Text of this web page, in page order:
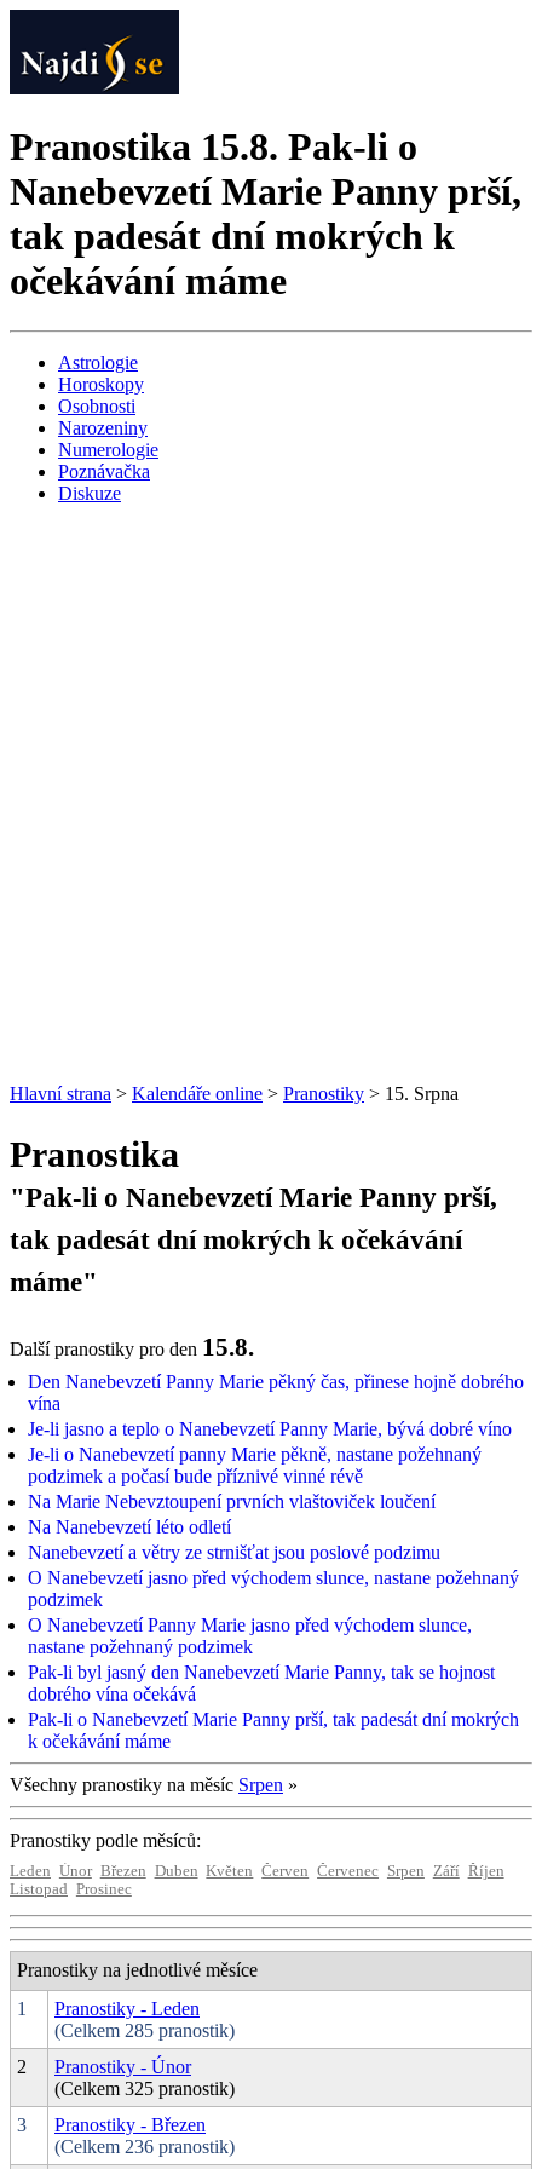
Pranostika 15.8. Pak-li o
Nanebevzetí Marie Panny prší,
tak padesát dní mokrých k
očekávání máme
Astrologie
Horoskopy
Osobnosti
Narozeniny
Numerologie
Poznávačka
Diskuze
Hlavní strana > Kalendáře online > Pranostiky > 15. Srpna
Pranostika
"Pak-li o Nanebevzetí Marie Panny prší,
tak padesát dní mokrých k očekávání
máme"
Další pranostiky pro den 15.8.
Den Nanebevzetí Panny Marie pěkný čas, přinese hojně dobrého
vína
Je-li jasno a teplo o Nanebevzetí Panny Marie, bývá dobré víno
Je-li o Nanebevzetí panny Marie pěkně, nastane požehnaný
podzimek a počasí bude příznivé vinné révě
Na Marie Nebevztoupení prvních vlaštoviček loučení
Na Nanebevzetí léto odletí
Nanebevzetí a větry ze strnišťat jsou poslové podzimu
O Nanebevzetí jasno před východem slunce, nastane požehnaný
podzimek
O Nanebevzetí Panny Marie jasno před východem slunce,
nastane požehnaný podzimek
Pak-li byl jasný den Nanebevzetí Marie Panny, tak se hojnost
dobrého vína očekává
Pak-li o Nanebevzetí Marie Panny prší, tak padesát dní mokrých
k očekávání máme
Všechny pranostiky na měsíc Srpen »
Pranostiky podle měsíců:
Leden Únor Březen Duben Květen Červen Červenec Srpen Září Říjen
Listopad Prosinec
Pranostiky na jednotlivé měsíce
1
Pranostiky - Leden
(Celkem 285 pranostik)
2
Pranostiky - Únor
(Celkem 325 pranostik)
3
Pranostiky - Březen
(Celkem 236 pranostik)